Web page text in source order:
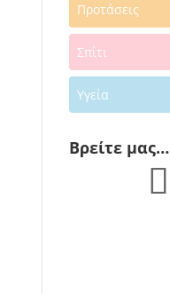
Προτάσεις
Σπίτι
Υγεία
Βρείτε μας…